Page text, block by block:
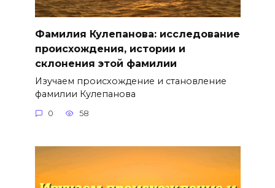
Фамилия Кулепанова: исследование
происхождения, истории и
склонения этой фамилии
Изучаем происхождение и становление
фамилии Кулепанова
0 58